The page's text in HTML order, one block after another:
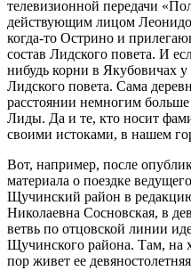
телевизионной передачи
действующим лицом
когда-то Острино и
состав Лидского повета. И
нибудь корни в Якубовичах
Лидского повета. Сама
расстоянии немногим
Лиды. Да и те, кто носит
своими истоками, в нашем
Вот, например, после
материала о поездке
Щучинский район в
Николаевна Сосновская, в
ветвь по отцовской линии
Щучинского района. Там, на
пор живет ее